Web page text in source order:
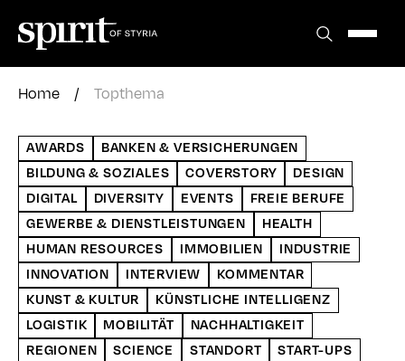
Inhalt
springen
Home
/ Topthema
AWARDS
BANKEN & VERSICHERUNGEN
BILDUNG & SOZIALES
COVERSTORY
DESIGN
DIGITAL
DIVERSITY EVENTS
FREIE BERUFE
GEWERBE & DIENSTLEISTUNGEN
HEALTH
HUMAN RESOURCES
IMMOBILIEN
INDUSTRIE
INNOVATION
INTERVIEW
KOMMENTAR
KUNST & KULTUR
KÜNSTLICHE INTELLIGENZ
LOGISTIK
MOBILITÄT
NACHHALTIGKEIT
REGIONEN
SCIENCE STANDORT
START-UPS